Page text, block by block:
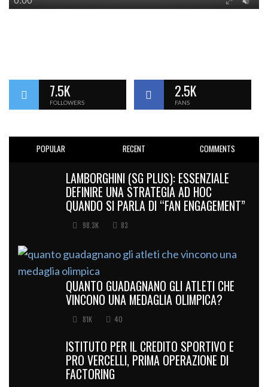
7.5K
FOLLOWERS
2.5K
FANS
POPULAR RECENT COMMENTS
LAMBORGHINI (SG PLUS): ESSENZIALE
DEFINIRE UNA STRATEGIA AD HOC
QUANDO SI PARLA DI “FAN ENGAGEMENT”
98.3K 83
QUANTO GUADAGNANO GLI ATLETI CHE
VINCONO UNA MEDAGLIA OLIMPICA?
81K 40
ISTITUTO PER IL CREDITO SPORTIVO E
PRO VERCELLI, PRIMA OPERAZIONE DI
FACTORING